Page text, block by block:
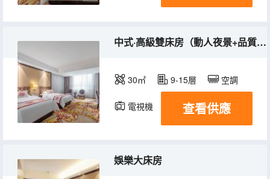
中式·高級雙床房（動人夜景+品質好眠）
30㎡ 9-15層 空調
電視機 查看供應
娛樂大床房